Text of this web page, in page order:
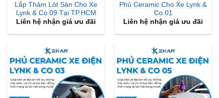
Lắp Thảm Lót Sàn Cho Xe
Lynk & Co 09 Tại TP.HCM
Liên hệ nhận giá ưu đãi
Phủ Ceramic Cho Xe Lynk &
Co 01
Liên hệ nhận giá ưu đãi